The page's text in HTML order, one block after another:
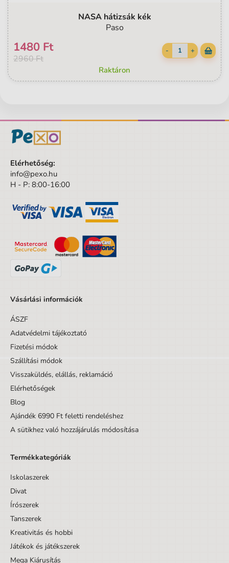
NASA hátizsák kék
Paso
2960 Ft
1480 Ft - +
Raktáron
Elérhetőség:
info@pexo.hu
H - P: 8:00-16:00
Vásárlási információk
ÁSZF
Adatvédelmi tájékoztató
Fizetési módok
Szállítási módok
Visszaküldés, elállás, reklamáció
Elérhetőségek
Blog
Ajándék 6990 Ft feletti rendeléshez
A sütikhez való hozzájárulás módosítása
Termékkategóriák
Iskolaszerek
Divat
Írószerek
Tanszerek
Kreativitás és hobbi
Játékok és játékszerek
Mega Kiárusítás